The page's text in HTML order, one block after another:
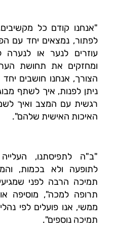
"אנחנו קודם כל
לפתור, נמצאים יחד עם
עוזרים לנער או
ומחזקים את תחושת
הצורך, אנחנו חושבים
ניתן לפנות, איך לשתף
רגשית עם המצב ואיך
האיכות האישית שלהם".
"ב"ה לתפיסתנו,
לתופעה ולא בכמות,
תמיכה הרבה לפני
תרופה למכה", מוסיפה
ממשי, אנו פועלים לפי
תמיכה נוספים".